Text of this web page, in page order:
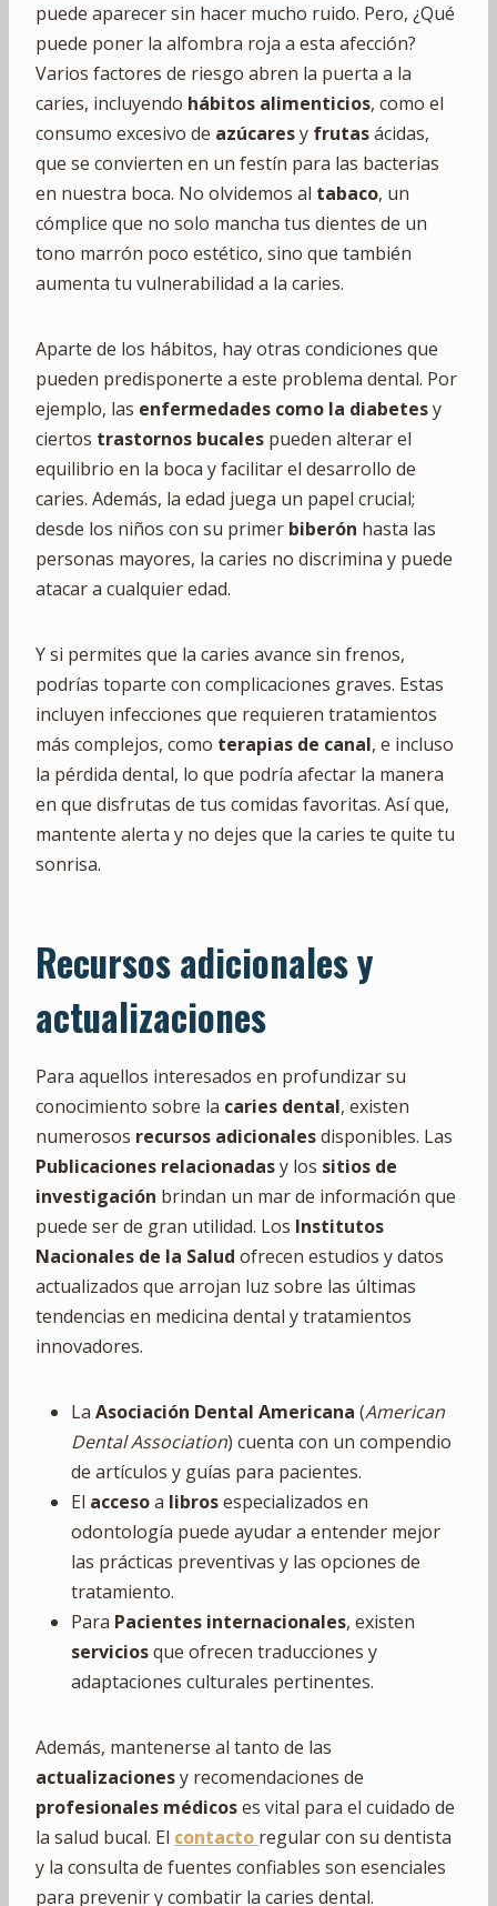
puede aparecer sin hacer mucho ruido. Pero, ¿Qué
puede poner la alfombra roja a esta afección?
Varios factores de riesgo abren la puerta a la
caries, incluyendo hábitos alimenticios, como el
consumo excesivo de azúcaresy frutasácidas,
que se convierten en un festín para las bacterias
en nuestra boca. No olvidemos al tabaco, un
cómplice que no solo mancha tus dientes de un
tono marrón poco estético, sino que también
aumenta tu vulnerabilidad a la caries.
Aparte de los hábitos, hay otras condiciones que
pueden predisponerte a este problema dental. Por
ejemplo, las enfermedades como la diabetesy
ciertos trastornos bucales pueden alterar el
equilibrio en la boca y facilitar el desarrollo de
caries. Además, la edad juega un papel crucial;
desde los niños con su primer biberón hasta las
personas mayores, la caries no discrimina y puede
atacar a cualquier edad.
Y si permites que la caries avance sin frenos,
podrías toparte con complicaciones graves. Estas
incluyen infecciones que requieren tratamientos
más complejos, como terapias de canal, e incluso
la pérdida dental, lo que podría afectar la manera
en que disfrutas de tus comidas favoritas. Así que,
mantente alerta y no dejes que la caries te quite tu
sonrisa.
Recursos adicionales y
actualizaciones
Para aquellos interesados en profundizar su
conocimiento sobre la caries dental, existen
numerosos recursos adicionalesdisponibles. Las
Publicaciones relacionadasy los sitios de
investigación brindan un mar de información que
puede ser de gran utilidad. Los Institutos
Nacionales de la Salud ofrecen estudios y datos
actualizados que arrojan luz sobre las últimas
tendencias en medicina dental y tratamientos
innovadores.
La Asociación Dental Americana (American
Dental Association) cuenta con un compendio
de artículos y guías para pacientes.
El accesoa librosespecializados en
odontología puede ayudar a entender mejor
las prácticas preventivas y las opciones de
tratamiento.
Para Pacientes internacionales, existen
serviciosque ofrecen traducciones y
adaptaciones culturales pertinentes.
Además, mantenerse al tanto de las
actualizacionesy recomendaciones de
profesionales médicoses vital para el cuidado de
la salud bucal. El contacto regular con su dentista
y la consulta de fuentes confiables son esenciales
para prevenir y combatir la caries dental.